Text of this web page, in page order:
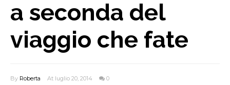
a seconda del
viaggio che fate
By Roberta At luglio 20, 2014 0